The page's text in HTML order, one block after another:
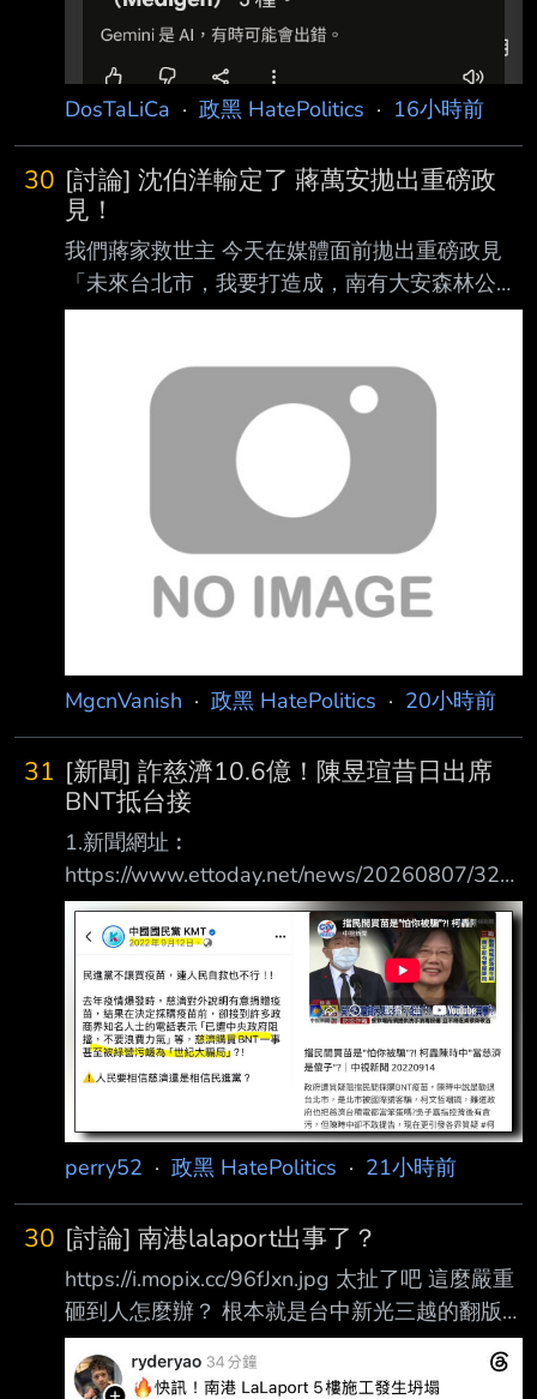
他有去查證過了嗎 以及 高端真的不錯 經過這幾
年的實驗證明 確實是有效的疫苗 當初都被國民
黨抹黑了 --
DosTaLiCa · 政黑 HatePolitics · 16小時前
30 [討論] 沈伯洋輸定了 蔣萬安拋出重磅政
見！
我們蔣家救世主 今天在媒體面前拋出重磅政見
「未來台北市，我要打造成，南有大安森林公
園，北有榮星花園!」 沈伯洋，人家要蓋花園跟
建議你蓋一個台北101不然打不贏喔 --
MgcnVanish · 政黑 HatePolitics · 20小時前
31 [新聞] 詐慈濟10.6億！陳昱瑄昔日出席
BNT抵台接
1.新聞網址︰
https://www.ettoday.net/news/20260807/321
5313.htm 2.新聞來源︰ ETToday 3.完整新聞標
題： 詐慈濟10.6億！陳昱瑄昔日出席BNT抵台
接機 與陳時中同框畫面曝 4.完整新聞內容︰
記者劉人豪／台北報導 慈濟基金會2021年在疫
情期間購買BNT疫苗，卻遭彰化律師公會前理事
長陳昱瑄與「互道 」宗教組織李世宗家族合
謀，騙取10.6億元「顧問費」。對此，慈濟今
（7）日發出聲明 ，強調本案經法官審理後，如
法院認定被告等人確係成立犯罪並且有犯
perry52 · 政黑 HatePolitics · 21小時前
30 [討論] 南港lalaport出事了？
https://i.mopix.cc/96fJxn.jpg 太扯了吧 這麼嚴重
砸到人怎麼辦？ 根本就是台中新光三越的翻版
爲什麼藍白（政黑點）執政的城市 都會發生這
種工安 藍白畜都吃了那麼多的台北廚餘 就放過